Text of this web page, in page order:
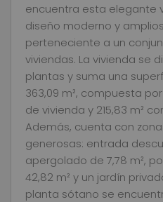
encuentra esta elegante
diseño moderno y
perteneciente a un
viviendas. La vivienda se
plantas y suma una
363,09 m², compuesta
de vivienda y 215,83 m²
Además, cuenta con
generosas: entrada
apergolado de 7,78 m²,
42,82 m² y un jardín
planta sótano se